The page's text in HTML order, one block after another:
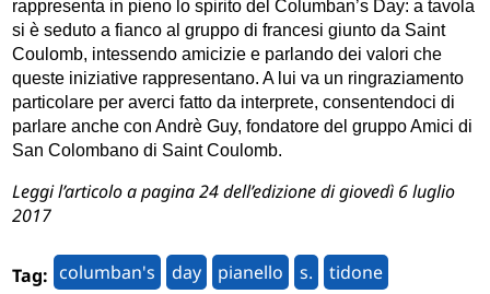
rappresenta in pieno lo spirito del Columban’s Day: a tavola
si è seduto a fianco al gruppo di francesi giunto da Saint
Coulomb, intessendo amicizie e parlando dei valori che
queste iniziative rappresentano. A lui va un ringraziamento
particolare per averci fatto da interprete, consentendoci di
parlare anche con Andrè Guy, fondatore del gruppo Amici di
San Colombano di Saint Coulomb.
Leggi l’articolo a pagina 24 dell’edizione di giovedì 6 luglio
2017
Tag: columban's day pianello s. tidone